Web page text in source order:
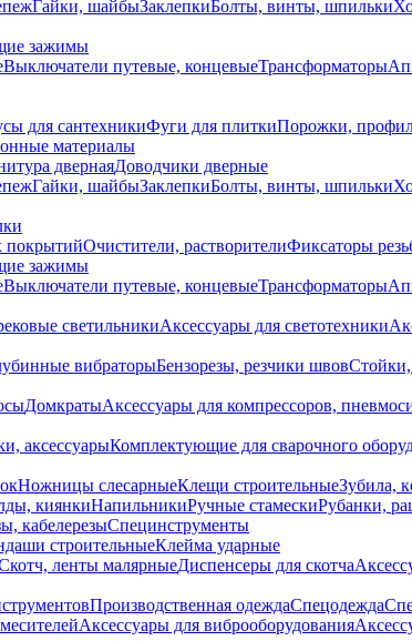
Гайки, шайбыЗаклепкиБолты, винты, шпильки
зажимы
Выключатели путевые, концевыеТрансформаторы
для сантехникиФуги для плиткиПорожки,
материалы
двернаяДоводчики дверные
Гайки, шайбыЗаклепкиБолты, винты, шпильки
покрытийОчистители, растворителиФиксаторы
зажимы
Выключатели путевые, концевыеТрансформаторы
светильникиАксессуары для светотехники
вибраторыБензорезы, резчики швовСтойки,
ДомкратыАксессуары для компрессоров,
аксессуарыКомплектующие для сварочного
Ножницы слесарныеКлещи строительныеЗубила,
киянкиНапильникиРучные стамескиРубанки,
кабелерезыСпецинструменты
строительныеКлейма ударные
ленты малярныеДиспенсеры для скотча
Производственная одеждаСпецодежда
Аксессуары для виброоборудования